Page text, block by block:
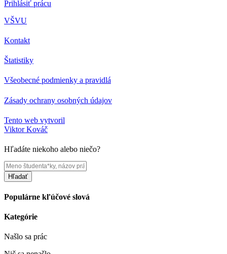
Prihlásiť prácu
VŠVU
Kontakt
Štatistiky
Všeobecné podmienky a pravidlá
Zásady ochrany osobných údajov
Tento web vytvoril
Viktor Kováč
Hľadáte niekoho alebo niečo?
Hľadať
Populárne kľúčové slová
Kategórie
Našlo sa prác